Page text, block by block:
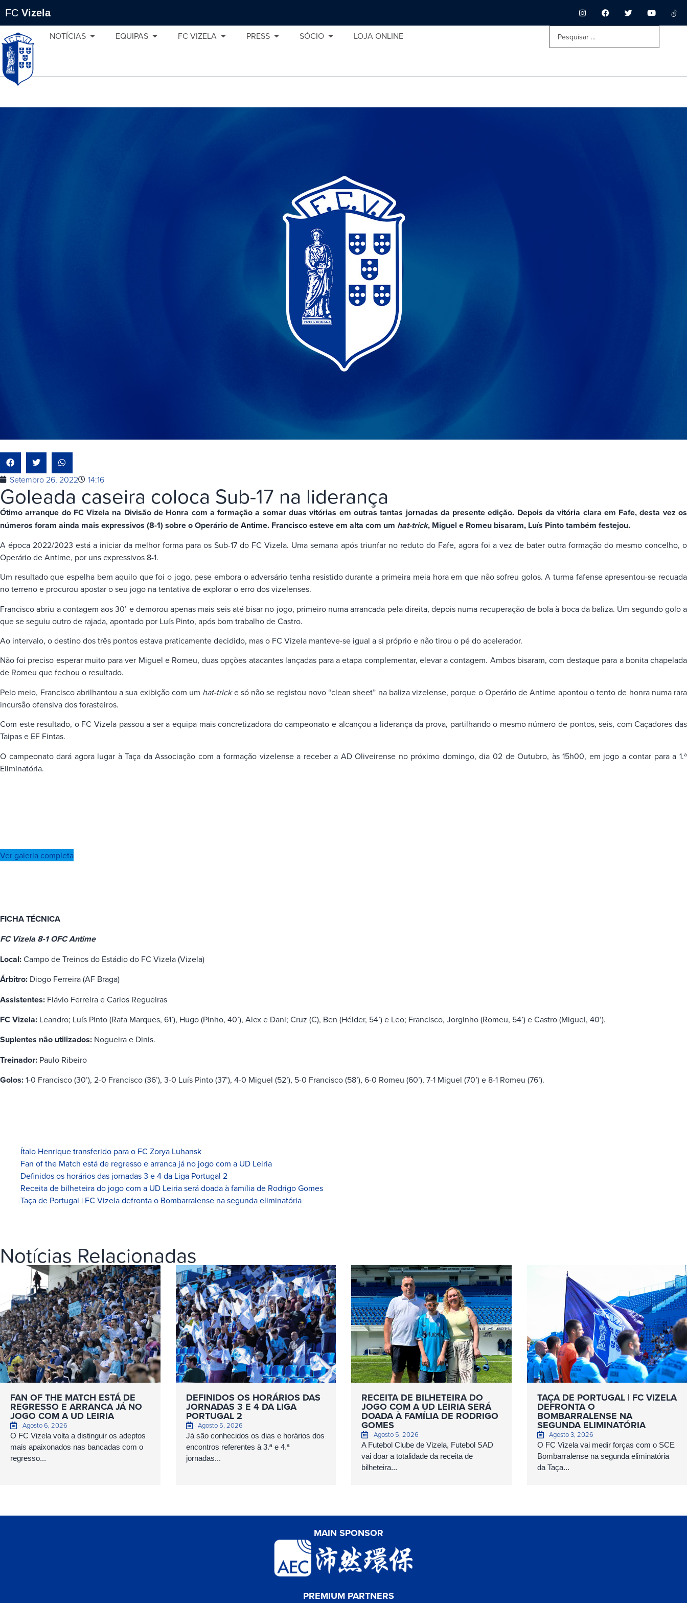
FC Vizela
NOTÍCIAS EQUIPAS FC VIZELA PRESS SÓCIO LOJA ONLINE
Setembro 26, 2022 14:16
Goleada caseira coloca Sub-17 na liderança
Ótimo arranque do FC Vizela na Divisão de Honra com a formação a somar duas vitórias em outras tantas jornadas da presente edição. Depois da vitória clara em Fafe, desta vez os
números foram ainda mais expressivos (8-1) sobre o Operário de Antime. Francisco esteve em alta com um hat-trick, Miguel e Romeu bisaram, Luís Pinto também festejou.
A época 2022/2023 está a iniciar da melhor forma para os Sub-17 do FC Vizela. Uma semana após triunfar no reduto do Fafe, agora foi a vez de bater outra formação do mesmo concelho, o
Operário de Antime, por uns expressivos 8-1.
Um resultado que espelha bem aquilo que foi o jogo, pese embora o adversário tenha resistido durante a primeira meia hora em que não sofreu golos. A turma fafense apresentou-se recuada
no terreno e procurou apostar o seu jogo na tentativa de explorar o erro dos vizelenses.
Francisco abriu a contagem aos 30’ e demorou apenas mais seis até bisar no jogo, primeiro numa arrancada pela direita, depois numa recuperação de bola à boca da baliza. Um segundo golo a
que se seguiu outro de rajada, apontado por Luís Pinto, após bom trabalho de Castro.
Ao intervalo, o destino dos três pontos estava praticamente decidido, mas o FC Vizela manteve-se igual a si próprio e não tirou o pé do acelerador.
Não foi preciso esperar muito para ver Miguel e Romeu, duas opções atacantes lançadas para a etapa complementar, elevar a contagem. Ambos bisaram, com destaque para a bonita chapelada
de Romeu que fechou o resultado.
Pelo meio, Francisco abrilhantou a sua exibição com um hat-tricke só não se registou novo “clean sheet” na baliza vizelense, porque o Operário de Antime apontou o tento de honra numa rara
incursão ofensiva dos forasteiros.
Com este resultado, o FC Vizela passou a ser a equipa mais concretizadora do campeonato e alcançou a liderança da prova, partilhando o mesmo número de pontos, seis, com Caçadores das
Taipas e EF Fintas.
O campeonato dará agora lugar à Taça da Associação com a formação vizelense a receber a AD Oliveirense no próximo domingo, dia 02 de Outubro, às 15h00, em jogo a contar para a 1.ª
Eliminatória.
Ver galeria completa
FICHA TÉCNICA
FC Vizela 8-1 OFC Antime
Local:Campo de Treinos do Estádio do FC Vizela (Vizela)
Árbitro: Diogo Ferreira (AF Braga)
Assistentes: Flávio Ferreira e Carlos Regueiras
FC Vizela: Leandro; Luís Pinto (Rafa Marques, 61’), Hugo (Pinho, 40’), Alex e Dani; Cruz (C), Ben (Hélder, 54’) e Leo; Francisco, Jorginho (Romeu, 54’) e Castro (Miguel, 40’).
Suplentes não utilizados: Nogueira e Dinis.
Treinador: Paulo Ribeiro
Golos:1-0 Francisco (30’), 2-0 Francisco (36’), 3-0 Luís Pinto (37’), 4-0 Miguel (52’), 5-0 Francisco (58’), 6-0 Romeu (60’), 7-1 Miguel (70’) e 8-1 Romeu (76’).
Ítalo Henrique transferido para o FC Zorya Luhansk
Fan of the Match está de regresso e arranca já no jogo com a UD Leiria
Definidos os horários das jornadas 3 e 4 da Liga Portugal 2
Receita de bilheteira do jogo com a UD Leiria será doada à família de Rodrigo Gomes
Taça de Portugal | FC Vizela defronta o Bombarralense na segunda eliminatória
Notícias Relacionadas
FAN OF THE MATCH ESTÁ DE
REGRESSO E ARRANCA JÁ NO
JOGO COM A UD LEIRIA
Agosto 6, 2026
O FC Vizela volta a distinguir os adeptos
mais apaixonados nas bancadas com o
regresso...
DEFINIDOS OS HORÁRIOS DAS
JORNADAS 3 E 4 DA LIGA
PORTUGAL 2
Agosto 5, 2026
Já são conhecidos os dias e horários dos
encontros referentes à 3.ª e 4.ª
jornadas...
RECEITA DE BILHETEIRA DO
JOGO COM A UD LEIRIA SERÁ
DOADA À FAMÍLIA DE RODRIGO
GOMES
Agosto 5, 2026
A Futebol Clube de Vizela, Futebol SAD
vai doar a totalidade da receita de
bilheteira...
TAÇA DE PORTUGAL | FC VIZELA
DEFRONTA O
BOMBARRALENSE NA
SEGUNDA ELIMINATÓRIA
Agosto 3, 2026
O FC Vizela vai medir forças com o SCE
Bombarralense na segunda eliminatória
da Taça...
MAIN SPONSOR
PREMIUM PARTNERS